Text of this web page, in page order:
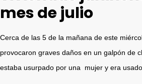
mes de julio
Cerca de las 5 de la mañana de este
provocaron graves daños en un galpón de
estaba usurpado por una mujer y era